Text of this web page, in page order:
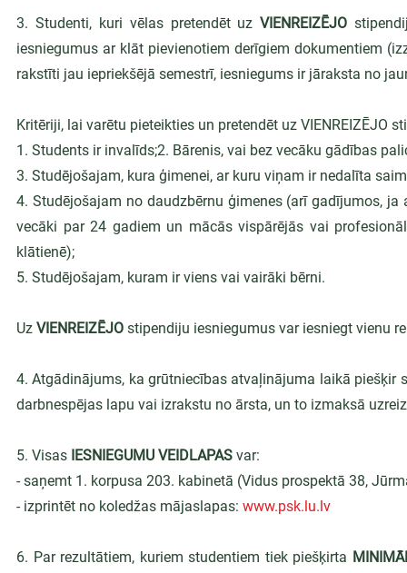
3. Studenti, kuri vēlas pretendēt uz VIENREIZĒJO
iesniegumus ar klāt pievienotiem derīgiem dokumentiem
rakstīti jau iepriekšējā semestrī, iesniegums ir jāraksta no
Kritēriji, lai varētu pieteikties un pretendēt uz VIENREIZĒJO
1. Students ir invalīds;2. Bārenis, vai bez vecāku gādības
3. Studējošajam, kura ģimenei, ar kuru viņam ir nedalīta
4. Studējošajam no daudzbērnu ģimenes (arī gadījumos,
vecāki par 24 gadiem un mācās vispārējās vai
klātienē);
5. Studējošajam, kuram ir viens vai vairāki bērni.
Uz VIENREIZĒJO stipendiju iesniegumus var iesniegt vienu
4. Atgādinājums, ka grūtniecības atvaļinājuma laikā
darbnespējas lapu vai izrakstu no ārsta, un to izmaksā
5. Visas IESNIEGUMU VEIDLAPAS var:
- saņemt 1. korpusa 203. kabinetā (Vidus prospektā 38,
- izprintēt no koledžas mājaslapas: www.psk.lu.lv
6. Par rezultātiem, kuriem studentiem tiek piešķirta